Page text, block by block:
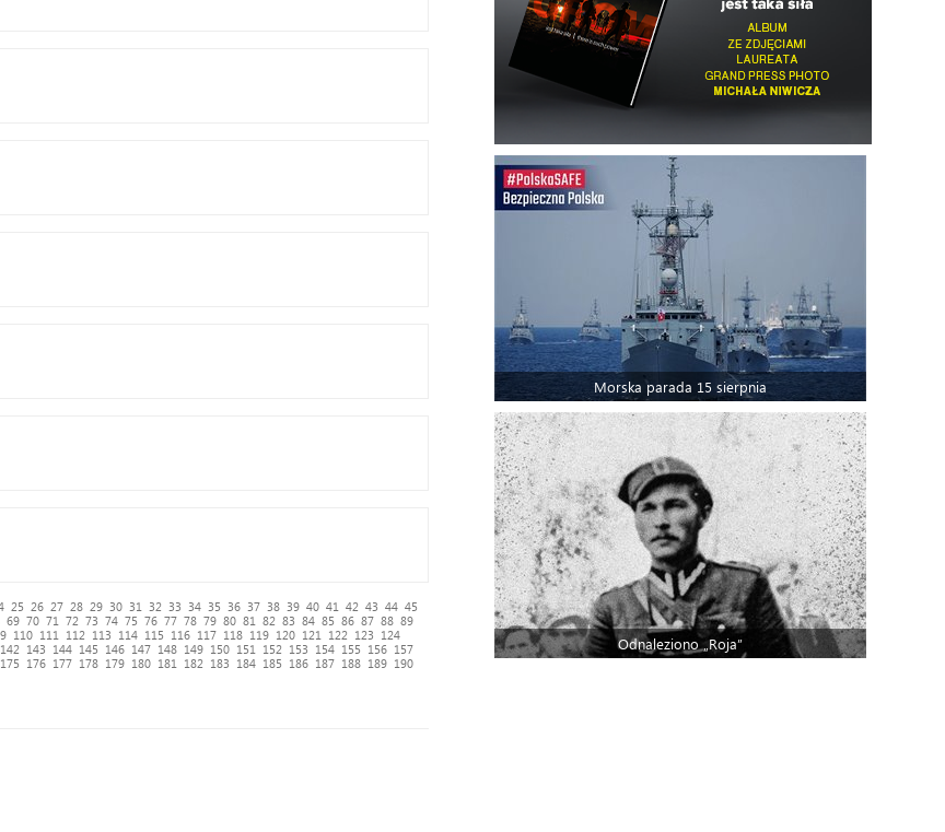
25 26 27 28 29 30 31 32 33 34 35 36 37 38 39 40 41 42 43 44 45
69 70 71 72 73 74 75 76 77 78 79 80 81 82 83 84 85 86 87 88 89
110 111 112 113 114 115 116 117 118 119 120 121 122 123
124
142 143 144 145 146 147 148 149 150 151 152 153 154 155 156 157
175 176 177 178 179 180 181 182 183 184 185 186 187 188 189 190
Morska parada 15 sierpnia
Odnaleziono „Roja”